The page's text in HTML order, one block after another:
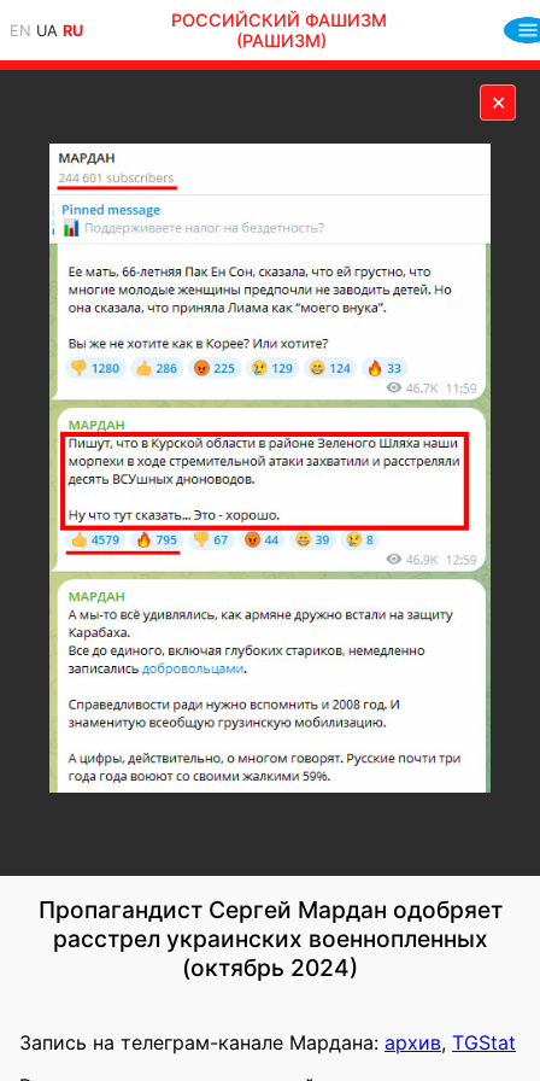
EN UA RU
РОССИЙСКИЙ ФАШИЗМ
(РАШИЗМ)
✕
Пропагандист Сергей Мардан одобряет
расстрел украинских военнопленных
(октябрь 2024)
Запись на телеграм-канале Мардана: архив, TGStat